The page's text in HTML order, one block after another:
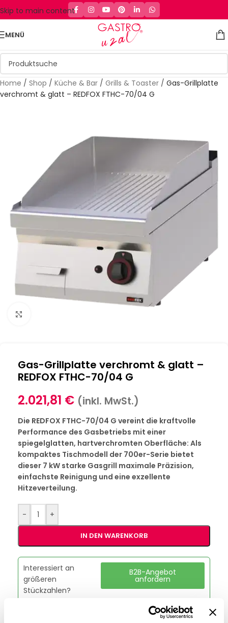
Skip to main content
MENÜ
Home / Shop / Küche & Bar / Grills & Toaster / Gas-Grillplatte
verchromt & glatt – REDFOX FTHC-70/04 G
Gas-Grillplatte verchromt & glatt –
REDFOX FTHC-70/04 G
2.021,81 € (inkl. MwSt.)
Die REDFOX FTHC-70/04 G vereint die kraftvolle
Performance des Gasbetriebs mit einer
spiegelglatten, hartverchromten Oberfläche: Als
kompaktes Tischmodell der 700er-Serie bietet
dieser 7 kW starke Gasgrill maximale Präzision,
einfachste Reinigung und eine exzellente
Hitzeverteilung.
- +
IN DEN WARENKORB
Interessiert an
größeren
Stückzahlen?
B2B-Angebot
anfordern